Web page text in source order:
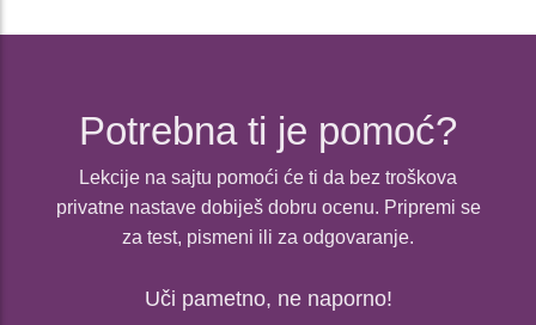
Potrebna ti je pomoć?
Lekcije na sajtu pomoći će ti da bez troškova
privatne nastave dobiješ dobru ocenu. Pripremi se
za test, pismeni ili za odgovaranje.
Uči pametno, ne naporno!